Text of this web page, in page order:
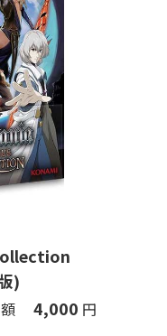
)
4,000 円